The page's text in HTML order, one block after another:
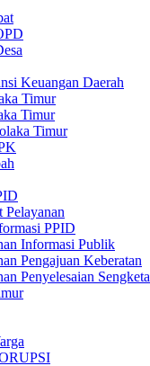
Keuangan Daerah
Timur
Timur
Timur
Pelayanan
PPID
Informasi Publik
Pengajuan Keberatan
Penyelesaian Sengketa